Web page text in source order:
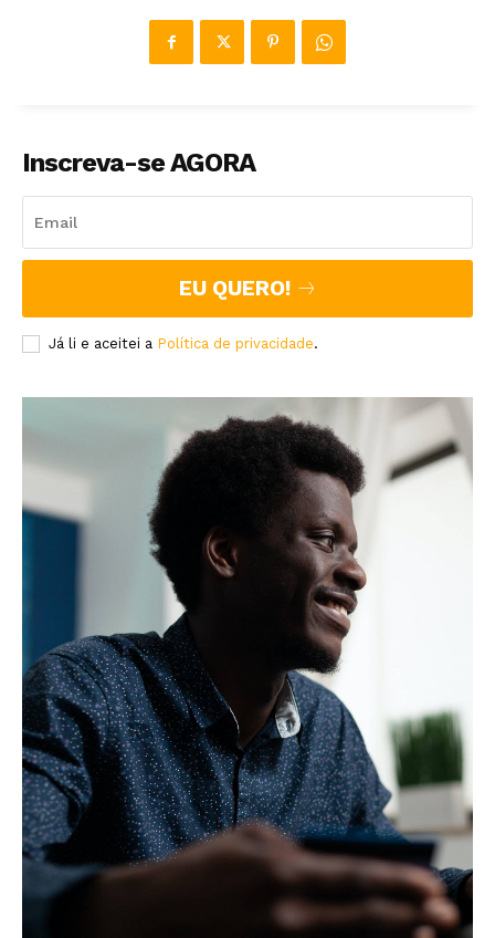
Inscreva-se AGORA
EU QUERO!
Já li e aceitei a Política de privacidade.